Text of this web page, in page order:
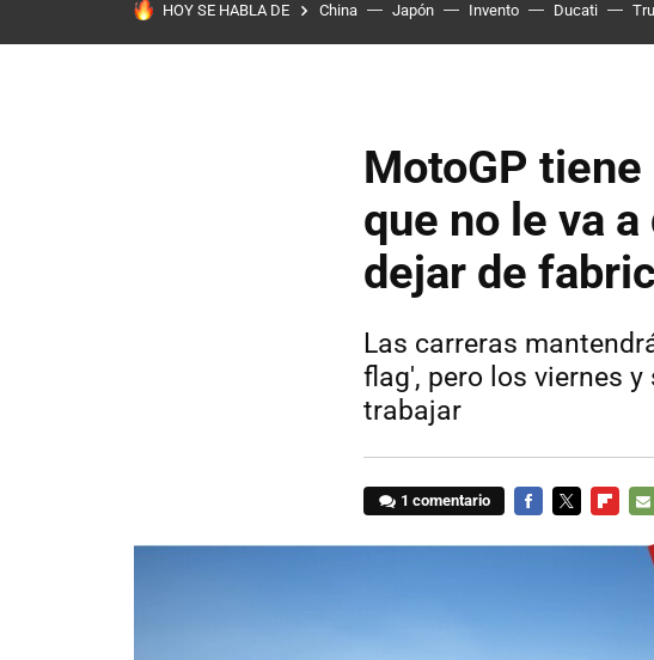
HOY SE HABLA DE China Japón Invento Ducati
MotoGP
que no le va
dejar de
Las carreras
flag', pero los viernes
trabajar
1 comentario